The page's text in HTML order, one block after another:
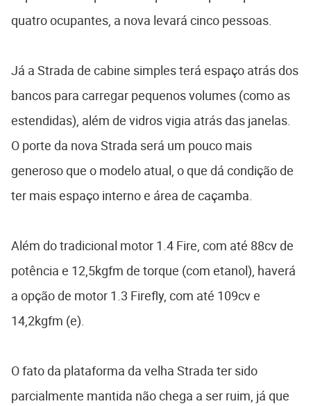
quatro ocupantes, a nova levará cinco pessoas.
Já a Strada de cabine simples terá espaço atrás dos
bancos para carregar pequenos volumes (como as
estendidas), além de vidros vigia atrás das janelas.
O porte da nova Strada será um pouco mais
generoso que o modelo atual, o que dá condição de
ter mais espaço interno e área de caçamba.
Além do tradicional motor 1.4 Fire, com até 88cv de
potência e 12,5kgfm de torque (com etanol), haverá
a opção de motor 1.3 Firefly, com até 109cv e
14,2kgfm (e).
O fato da plataforma da velha Strada ter sido
parcialmente mantida não chega a ser ruim, já que